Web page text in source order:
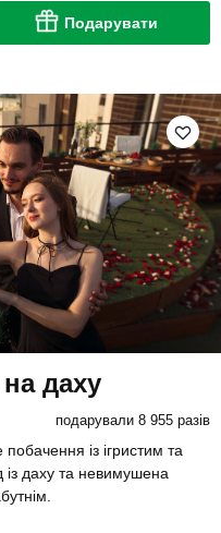
Подарувати
даху
подарували 8 955 разів
із ігристим та
даху та невимушена